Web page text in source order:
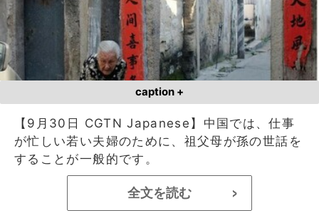
caption +
【9月30日 CGTN Japanese】中国では、仕事
が忙しい若い夫婦のために、祖父母が孫の世話を
することが一般的です。
全文を読む >